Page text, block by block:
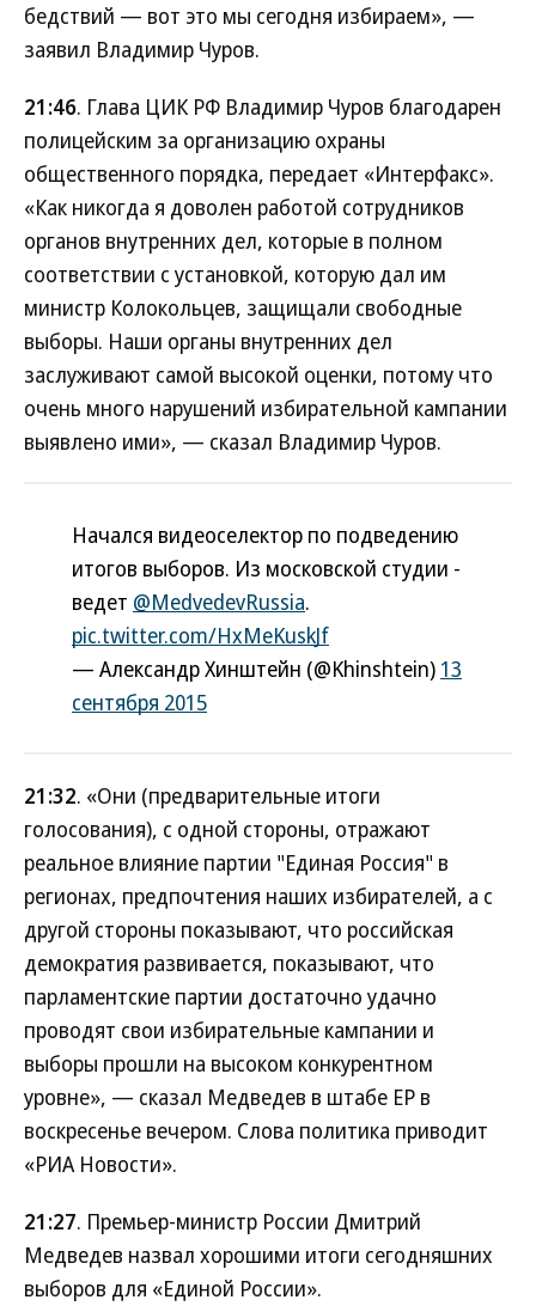
бедствий — вот это мы сегодня избираем», —
заявил Владимир Чуров.
21:46. Глава ЦИК РФ Владимир Чуров благодарен
полицейским за организацию охраны
общественного порядка, передает «Интерфакс».
«Как никогда я доволен работой сотрудников
органов внутренних дел, которые в полном
соответствии с установкой, которую дал им
министр Колокольцев, защищали свободные
выборы. Наши органы внутренних дел
заслуживают самой высокой оценки, потому что
очень много нарушений избирательной кампании
выявлено ими», — сказал Владимир Чуров.
Начался видеоселектор по подведению
итогов выборов. Из московской студии -
ведет @MedvedevRussia.
pic.twitter.com/HxMeKuskJf
— Александр Хинштейн (@Khinshtein) 13
сентября 2015
21:32. «Они (предварительные итоги
голосования), с одной стороны, отражают
реальное влияние партии "Единая Россия" в
регионах, предпочтения наших избирателей, а с
другой стороны показывают, что российская
демократия развивается, показывают, что
парламентские партии достаточно удачно
проводят свои избирательные кампании и
выборы прошли на высоком конкурентном
уровне», — сказал Медведев в штабе ЕР в
воскресенье вечером. Слова политика приводит
«РИА Новости».
21:27. Премьер-министр России Дмитрий
Медведев назвал хорошими итоги сегодняшних
выборов для «Единой России».